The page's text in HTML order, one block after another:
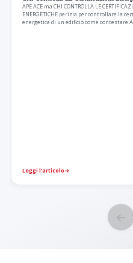
APE ACE ma CHI CONTROLLA LE
ENERGETICHE perizia per controllare la
energetica di un edificio come contestare
Leggi l’articolo→
←